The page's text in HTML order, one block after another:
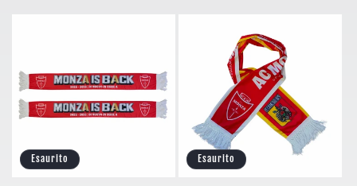
Esaurito Esaurito